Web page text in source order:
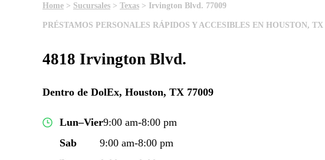
Home > Sucursales > Texas > Irvington Blvd. 77009
PRÉSTAMOS PERSONALES RÁPIDOS Y ACCESIBLES EN HOUSTON, TX
4818 Irvington Blvd.
Dentro de DolEx, Houston, TX 77009
Lun–Vier9:00 am-8:00 pm
Sab
9:00 am-8:00 pm